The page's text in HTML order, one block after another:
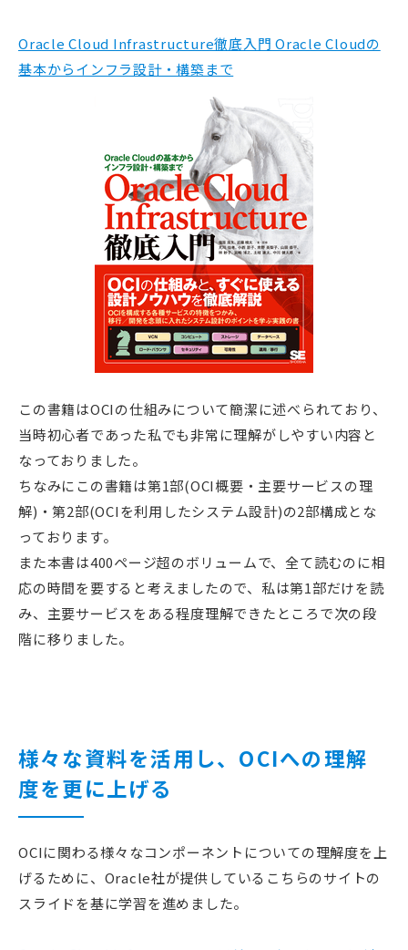
Oracle Cloud Infrastructure徹底入門 Oracle Cloudの
基本からインフラ設計・構築まで
この書籍はOCIの仕組みについて簡潔に述べられており、
当時初心者であった私でも非常に理解がしやすい内容と
なっておりました。
ちなみにこの書籍は第1部(OCI概要・主要サービスの理
解)・第2部(OCIを利用したシステム設計)の2部構成とな
っております。
また本書は400ページ超のボリュームで、全て読むのに相
応の時間を要すると考えましたので、私は第1部だけを読
み、主要サービスをある程度理解できたところで次の段
階に移りました。
様々な資料を活用し、OCIへの理解
度を更に上げる
OCIに関わる様々なコンポーネントについての理解度を上
げるために、Oracle社が提供しているこちらのサイトの
スライドを基に学習を進めました。